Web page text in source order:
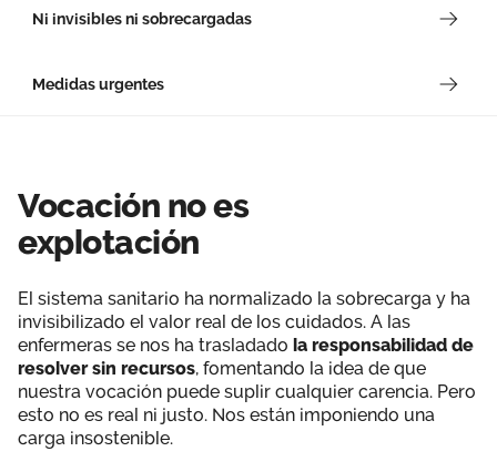
Ni invisibles ni sobrecargadas
Medidas urgentes
Vocación no es
explotación
El sistema sanitario ha normalizado la sobrecarga y ha
invisibilizado el valor real de los cuidados. A las
enfermeras se nos ha trasladado la responsabilidad de
resolver sin recursos, fomentando la idea de que
nuestra vocación puede suplir cualquier carencia. Pero
esto no es real ni justo. Nos están imponiendo una
carga insostenible.